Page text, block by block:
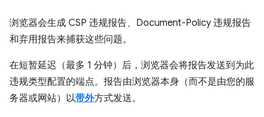
浏览器会生成 CSP 违规报告、Document-Policy 违规报告
和弃用报告来捕获这些问题。
在短暂延迟（最多 1 分钟）后，浏览器会将报告发送到为此
违规类型配置的端点。报告由浏览器本身（而不是由您的服
务器或网站）以带外方式发送。